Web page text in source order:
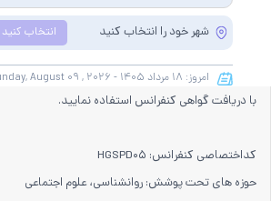
شهر خود را انتخاب کنید
امروز: ۱۸ مرداد ۱۴۰۵ - August ۰۹ , ۲۰۲۶
به صورت رسمی برگزار می گردد، کلیه مقالات این
کنسرسیوم محتوای ملی نمایه خواهد شد و شما می
مقالات خود را در این همایش ارائه نموده و از
با دریافت گواهی کنفرانس استفاده نمایید.
کداختصاصی کنفرانس: HGSPD۰۵
حوزه های تحت پوشش: روانشناسی، علوم اجتماعی